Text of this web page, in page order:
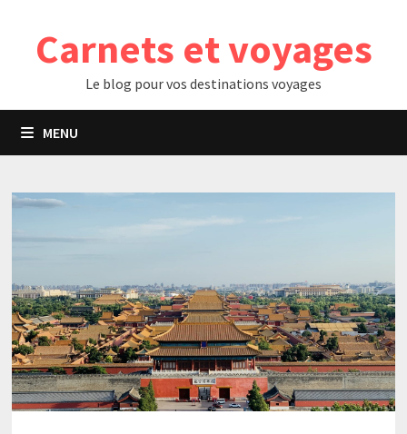
contenuCarnets et voyages
Le blog pour vos destinations voyages
MENU